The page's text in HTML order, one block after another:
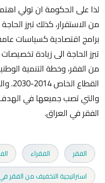
لذا على الحكومة ان تولي
برامج اقتصادية كسياسات
تبرز الحاجة الى زيادة
والتي تصب جميعها في
الفقر في العراق.
الفقر الفقراء
استراتيجية التخفيف من الفقر